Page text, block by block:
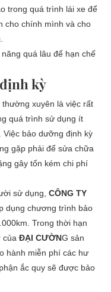
trong quá trình lái xe để
cho chính mình và cho
quá lâu để hạn chế
kỳ
xuyên là việc rất
quá trình sử dụng ít
Việc bảo dưỡng định kỳ
gặp phải để sửa chữa
gây tốn kém chi phí
sử dụng, CÔNG TY
dụng chương trình bảo
Trong thời hạn
của ĐẠI CƯỜNG sản
hành miễn phí các hư
ắc quy sẽ được bảo